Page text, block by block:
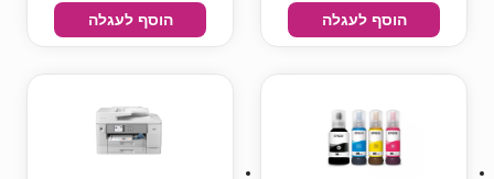
הוסף לעגלה הוסף לעגלה